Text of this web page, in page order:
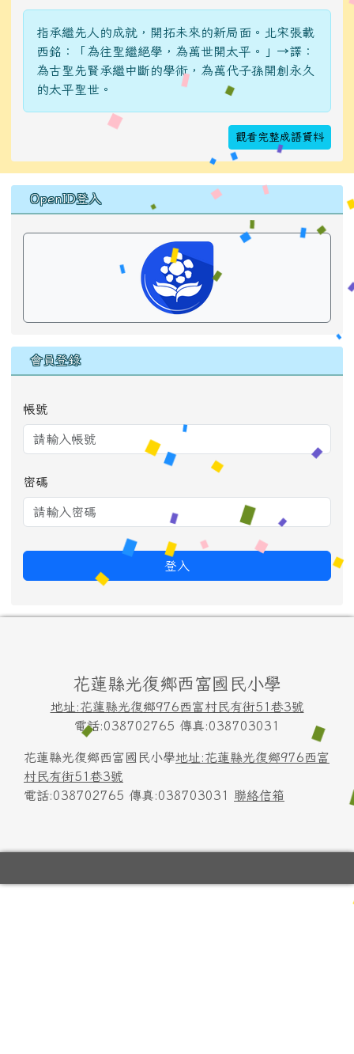
指承繼先人的成就，開拓未來的新局面。北宋張載
西銘：「為往聖繼絕學，為萬世開太平。」→譯：
為古聖先賢承繼中斷的學術，為萬代子孫開創永久
的太平聖世。
觀看完整成語資料
右邊區域內容
OpenID登入
會員登錄
帳號
密碼
登入
頁尾區域內容
花蓮縣光復鄉西富國民小學
地址:花蓮縣光復鄉976西富村民有街51巷3號
電話:038702765 傳真:038703031
花蓮縣光復鄉西富國民小學地址:花蓮縣光復鄉976西富
村民有街51巷3號
電話:038702765 傳真:038703031 聯絡信箱